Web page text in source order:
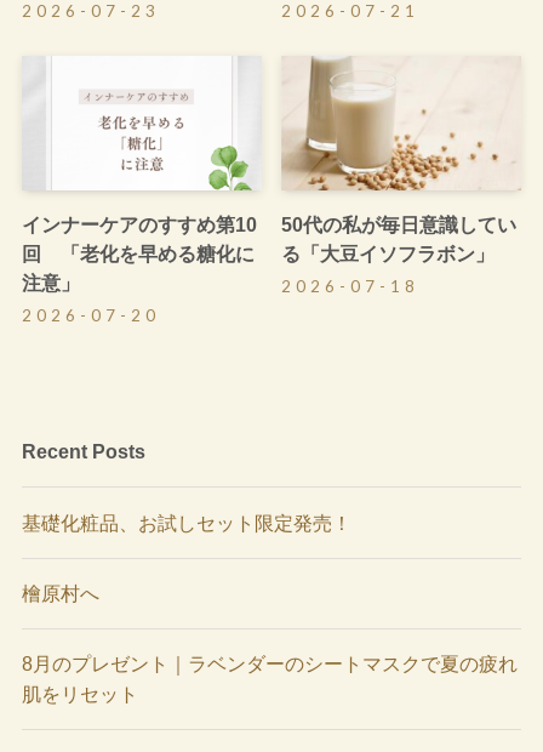
2026-07-23 2026-07-21
インナーケアのすすめ第10
回 「老化を早める糖化に
注意」
2026-07-20
50代の私が毎日意識してい
る「大豆イソフラボン」
2026-07-18
Recent Posts
基礎化粧品、お試しセット限定発売！
檜原村へ
8月のプレゼント｜ラベンダーのシートマスクで夏の疲れ
肌をリセット